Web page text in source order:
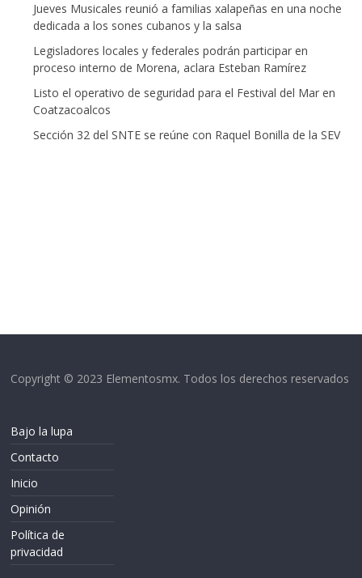
Jueves Musicales reunió a familias xalapeñas en una noche
dedicada a los sones cubanos y la salsa
Legisladores locales y federales podrán participar en
proceso interno de Morena, aclara Esteban Ramírez
Listo el operativo de seguridad para el Festival del Mar en
Coatzacoalcos
Sección 32 del SNTE se reúne con Raquel Bonilla de la SEV
Copyright © 2023 Elementosmx. Todos los derechos reservados
Bajo la lupa
Contacto
Inicio
Opinión
Política de
privacidad